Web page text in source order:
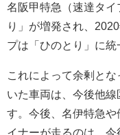
名阪甲特急（速達タ
り」が増発され、
プは「ひのとり」に統
これによって余剰と
いた車両は、今後他
す。今後、名伊特急
イナーが走るのは、